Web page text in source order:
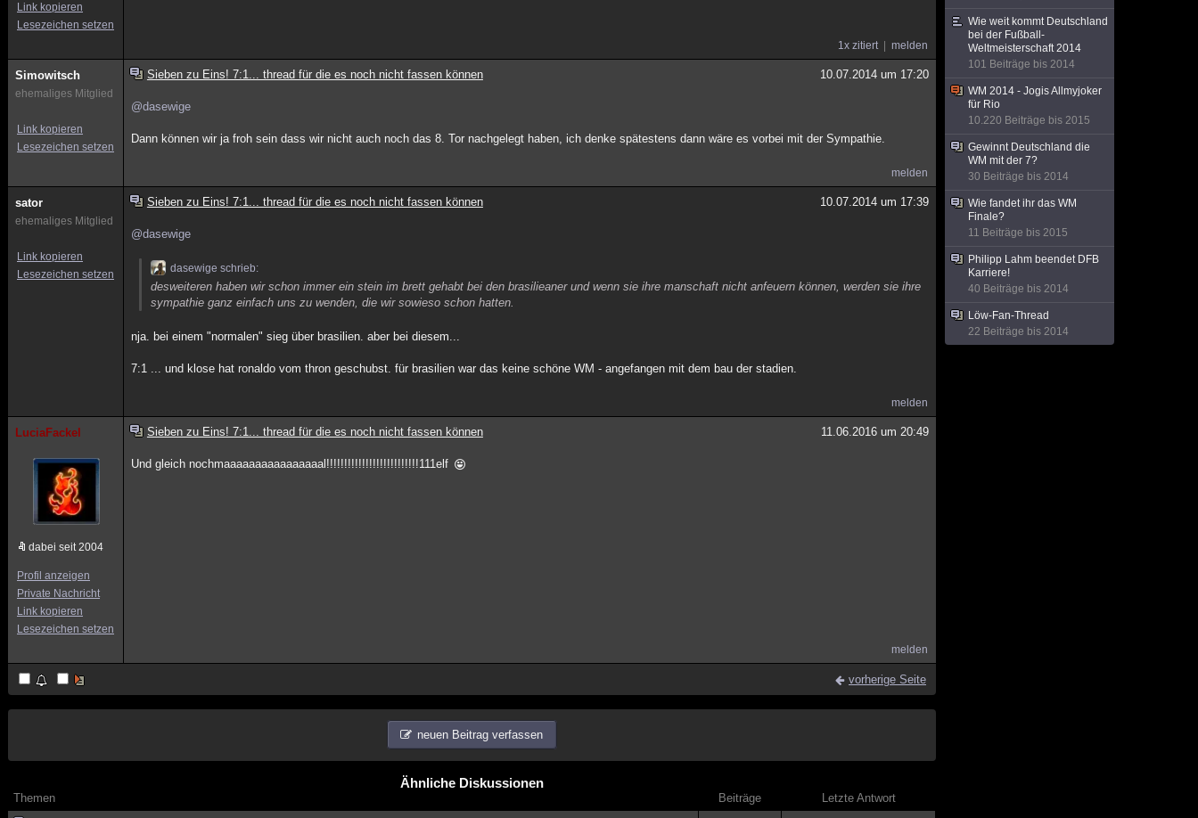
Link kopieren
Lesezeichen setzen
1x zitiert melden
Simowitsch
ehemaliges Mitglied
Link kopieren
Lesezeichen setzen
Sieben zu Eins! 7:1... thread für die es noch nicht fassen können 10.07.2014 um 17:20
@dasewige
Dann können wir ja froh sein dass wir nicht auch noch das 8. Tor nachgelegt haben, ich denke spätestens dann wäre es vorbei mit der Sympathie.
melden
sator
ehemaliges Mitglied
Link kopieren
Lesezeichen setzen
Sieben zu Eins! 7:1... thread für die es noch nicht fassen können 10.07.2014 um 17:39
@dasewige
dasewige schrieb:
desweiteren haben wir schon immer ein stein im brett gehabt bei den brasilieaner und wenn sie ihre manschaft nicht anfeuern können, werden sie ihre
sympathie ganz einfach uns zu wenden, die wir sowieso schon hatten.
nja. bei einem "normalen" sieg über brasilien. aber bei diesem...
7:1 ... und klose hat ronaldo vom thron geschubst. für brasilien war das keine schöne WM - angefangen mit dem bau der stadien.
melden
LuciaFackel
dabei seit 2004
Profil anzeigen
Private Nachricht
Link kopieren
Lesezeichen setzen
Sieben zu Eins! 7:1... thread für die es noch nicht fassen können 11.06.2016 um 20:49
Und gleich nochmaaaaaaaaaaaaaaaal!!!!!!!!!!!!!!!!!!!!!!!!!!111elf
melden
vorherige Seite
neuen Beitrag verfassen
Ähnliche Diskussionen
Themen Beiträge Letzte Antwort
Wie weit kommt Deutschland
bei der Fußball-
Weltmeisterschaft 2014
101 Beiträge bis 2014
WM 2014 - Jogis Allmyjoker
für Rio
10.220 Beiträge bis 2015
Gewinnt Deutschland die
WM mit der 7?
30 Beiträge bis 2014
Wie fandet ihr das WM
Finale?
11 Beiträge bis 2015
Philipp Lahm beendet DFB
Karriere!
40 Beiträge bis 2014
Löw-Fan-Thread
22 Beiträge bis 2014